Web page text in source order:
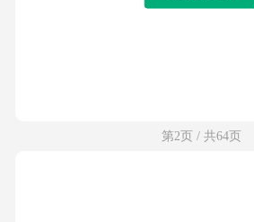
第2页 / 共64页